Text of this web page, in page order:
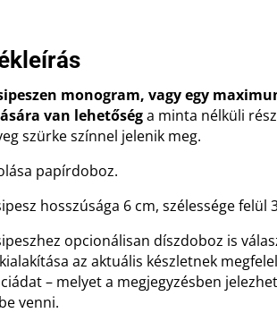
monogram, vagy egy
van lehetőséga minta nélküli
szürke színnel jelenik meg.
papírdoboz.
hosszúsága 6 cm, szélessége felül
opcionálisan díszdoboz is
az aktuális készletnek
– melyet a megjegyzésben
venni.